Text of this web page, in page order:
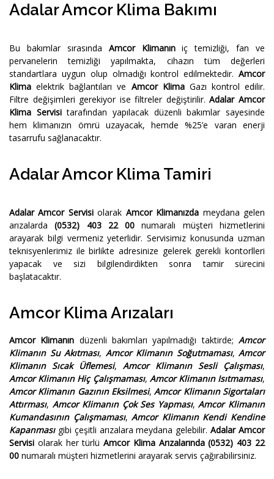
Adalar Amcor Klima Bakımı
Bu bakımlar sırasında Amcor Klimanıniç temizliği, fan ve
pervanelerin temizliği yapılmakta, cihazın tüm değerleri
standartlara uygun olup olmadığı kontrol edilmektedir. Amcor
Klima elektrik bağlantıları ve Amcor KlimaGazı kontrol edilir.
Filtre değişimleri gerekiyor ise filtreler değiştirilir.Adalar Amcor
Klima Servisitarafından yapılacak düzenli bakımlar sayesinde
hem klimanızın ömrü uzayacak, hemde %25’e varan enerji
tasarrufu sağlanacaktır.
Adalar Amcor Klima Tamiri
Adalar Amcor Servisiolarak Amcor Klimanızda meydana gelen
arızalarda(0532) 403 22 00 numaralı müşteri hizmetlerini
arayarak bilgi vermeniz yeterlidir. Servisimiz konusunda uzman
teknisyenlerimiz ile birlikte adresinize gelerek gerekli kontorlleri
yapacak ve sizi bilgilendirdikten sonra tamir sürecini
başlatacaktır.
Amcor Klima Arızaları
Amcor Klimanın düzenli bakımları yapılmadığı taktirde;Amcor
Klimanın Su Akıtması, Amcor Klimanın Soğutmaması, Amcor
Klimanın Sıcak Üflemesi, Amcor Klimanın Sesli Çalışması,
Amcor Klimanın Hiç Çalışmaması, Amcor Klimanın Isıtmaması,
Amcor Klimanın Gazının Eksilmesi,Amcor Klimanın Sigortaları
Attırması, Amcor Klimanın Çok Ses Yapması,Amcor Klimanın
Kumandasının Çalışmaması,Amcor Klimanın Kendi Kendine
Kapanmasıgibi çeşitli arızalara meydana gelebilir.Adalar Amcor
Servisi olarak her türlüAmcor Klima Arızalarında (0532) 403 22
00 numaralı müşteri hizmetlerini arayarak servis çağırabilirsiniz.